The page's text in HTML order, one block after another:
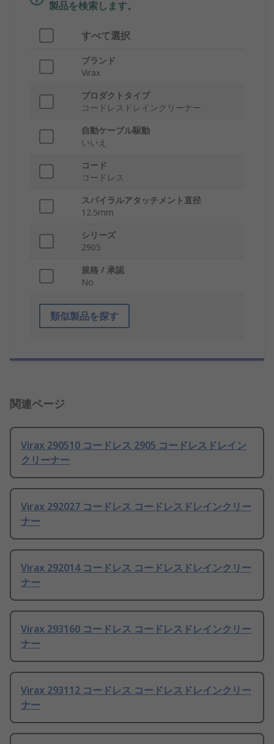
製品を検索します。
すべて選択
ブランド
Virax
プロダクトタイプ
コードレスドレインクリーナー
自動ケーブル駆動
いいえ
コード
コー​​ドレス
スパイラルアタッチメント直径
12.5mm
シリーズ
2905
規格 / 承認
No
類似製品を探す
関連ページ
Virax 290510 コードレス 2905 コードレスドレイン
クリーナー
Virax 292027 コードレス コードレスドレインクリー
ナー
Virax 292014 コードレス コードレスドレインクリー
ナー
Virax 293160 コードレス コードレスドレインクリー
ナー
Virax 293112 コードレス コードレスドレインクリー
ナー